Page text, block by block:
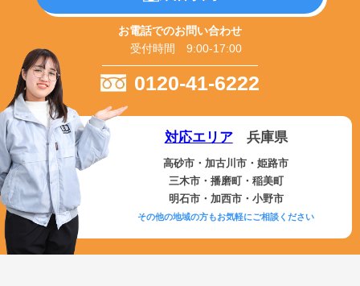
お電話でのお問い合わせ
受付時間 9:00-17:00
0120-41-6222
対応エリア兵庫県
高砂市・加古川市・姫路市
三木市・播磨町・稲美町
明石市・加西市・小野市
その他の地域の方もお気軽にご相談ください